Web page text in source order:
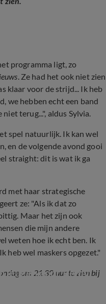
struikelen
programma ligt, zo
. Ze had het ook niet zien
klaar voor de strijd... Ik heb
we hebben echt een band
terug...", aldus Sylvia.
spel natuurlijk. Ik kan wel
en de volgende avond gooi
straight: dit is wat ik ga
met haar strategische
ze: "Als ik dat zo
Maar het zijn ook
die mijn andere
weten hoe ik echt ben. Ik
heb wel maskers opgezet."
om 21:30 uur te zien bij
leugen door Remy